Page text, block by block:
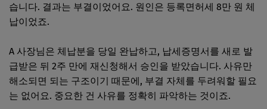
습니다. 결과는 부결이었어요. 원인은 등록면허세 8만 원 체
납이었죠.
A 사장님은 체납분을 당일 완납하고, 납세증명서를 새로 발
급받은 뒤 2주 만에 재신청해서 승인을 받았습니다. 사유만
해소되면 되는 구조이기 때문에, 부결 자체를 두려워할 필요
는 없어요. 중요한 건 사유를 정확히 파악하는 것이죠.